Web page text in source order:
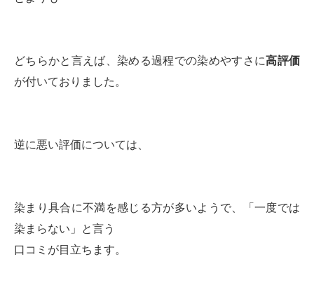
どちらかと言えば、染める過程での染めやすさに高評価
が付いておりました。
逆に悪い評価については、
染まり具合に不満を感じる方が多いようで、「一度では
染まらない」と言う
口コミが目立ちます。